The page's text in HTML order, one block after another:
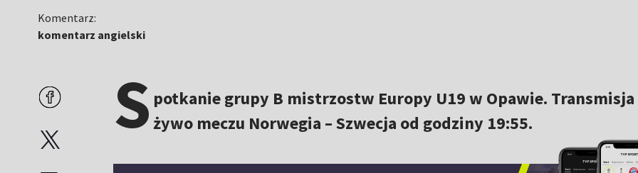
Komentarz:
komentarz angielski
S potkanie grupy B mistrzostw Europy U19 w Opawie. Transmisja
żywo meczu Norwegia – Szwecja od godziny 19:55.